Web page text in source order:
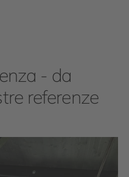
- da
referenze